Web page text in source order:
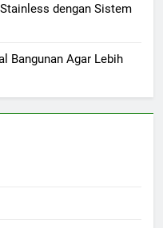
dengan Sistem
Bangunan Agar Lebih